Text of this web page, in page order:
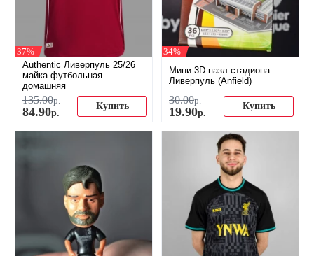
-37%
Authentic Ливерпуль 25/26
майка футбольная
домашняя
135.00р.
84.90р.
Купить
-34%
Мини 3D пазл стадиона
Ливерпуль (Anfield)
30.00р.
19.90р.
Купить